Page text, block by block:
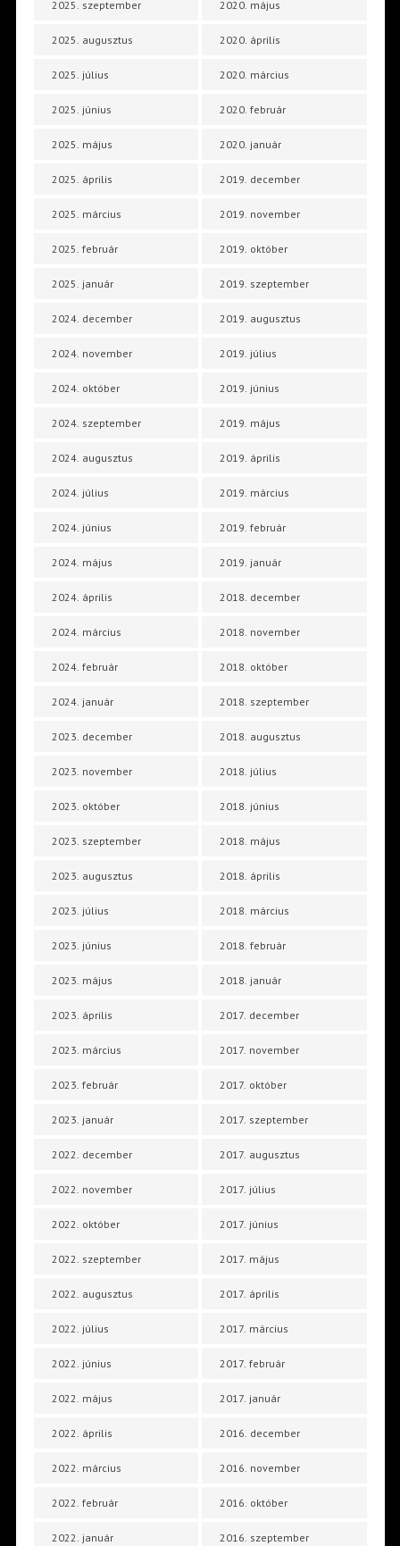
2025. szeptember
2025. augusztus
2025. július
2025. június
2025. május
2025. április
2025. március
2025. február
2025. január
2024. december
2024. november
2024. október
2024. szeptember
2024. augusztus
2024. július
2024. június
2024. május
2024. április
2024. március
2024. február
2024. január
2023. december
2023. november
2023. október
2023. szeptember
2023. augusztus
2023. július
2023. június
2023. május
2023. április
2023. március
2023. február
2023. január
2022. december
2022. november
2022. október
2022. szeptember
2022. augusztus
2022. július
2022. június
2022. május
2022. április
2022. március
2022. február
2022. január
2020. május
2020. április
2020. március
2020. február
2020. január
2019. december
2019. november
2019. október
2019. szeptember
2019. augusztus
2019. július
2019. június
2019. május
2019. április
2019. március
2019. február
2019. január
2018. december
2018. november
2018. október
2018. szeptember
2018. augusztus
2018. július
2018. június
2018. május
2018. április
2018. március
2018. február
2018. január
2017. december
2017. november
2017. október
2017. szeptember
2017. augusztus
2017. július
2017. június
2017. május
2017. április
2017. március
2017. február
2017. január
2016. december
2016. november
2016. október
2016. szeptember